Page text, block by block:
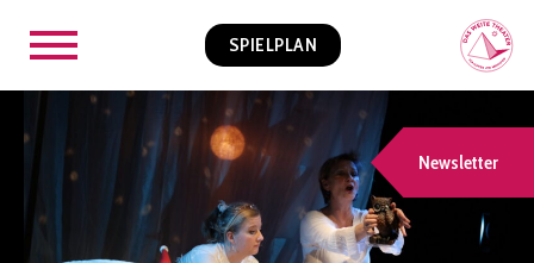
SPIELPLAN
Newsletter